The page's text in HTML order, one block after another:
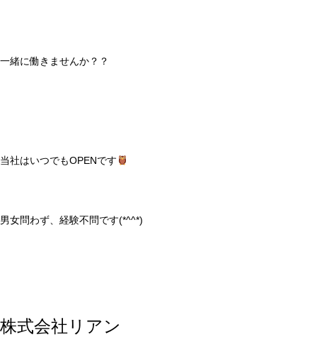
一緒に働きませんか？？
当社はいつでもOPENです
男女問わず、経験不問です(*^^*)
株式会社リアン